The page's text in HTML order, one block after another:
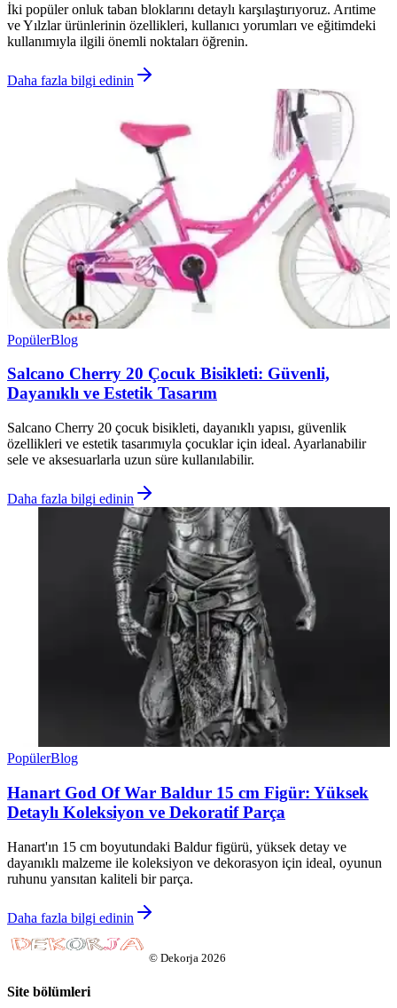
İki popüler onluk taban bloklarını detaylı karşılaştırıyoruz. Arıtime
ve Yılzlar ürünlerinin özellikleri, kullanıcı yorumları ve eğitimdeki
kullanımıyla ilgili önemli noktaları öğrenin.
Daha fazla bilgi edinin
PopülerBlog
Salcano Cherry 20 Çocuk Bisikleti: Güvenli,
Dayanıklı ve Estetik Tasarım
Salcano Cherry 20 çocuk bisikleti, dayanıklı yapısı, güvenlik
özellikleri ve estetik tasarımıyla çocuklar için ideal. Ayarlanabilir
sele ve aksesuarlarla uzun süre kullanılabilir.
Daha fazla bilgi edinin
PopülerBlog
Hanart God Of War Baldur 15 cm Figür: Yüksek
Detaylı Koleksiyon ve Dekoratif Parça
Hanart'ın 15 cm boyutundaki Baldur figürü, yüksek detay ve
dayanıklı malzeme ile koleksiyon ve dekorasyon için ideal, oyunun
ruhunu yansıtan kaliteli bir parça.
Daha fazla bilgi edinin
© Dekorja 2026
Site bölümleri